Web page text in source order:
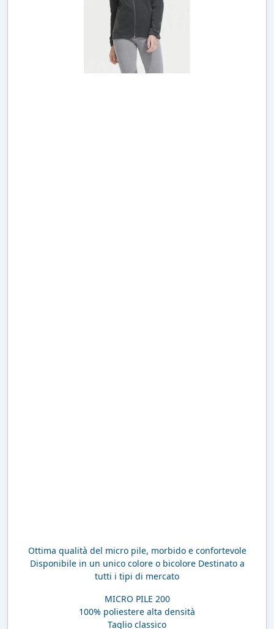
Ottima qualità del micro pile, morbido e confortevole
Disponibile in un unico colore o bicolore Destinato a
tutti i tipi di mercato
MICRO PILE 200
100% poliestere alta densità
Taglio classico